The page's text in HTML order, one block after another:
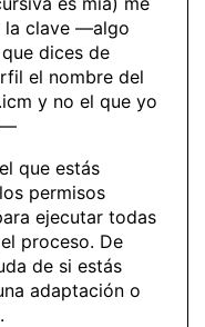
la clave —algo
dices de
el nombre del
y no el que yo
que estás
permisos
ejecutar todas
proceso. De
de si estás
adaptación o